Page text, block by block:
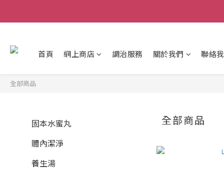
首頁 網上商店 調治服務 關於我們 聯絡
全部商品
固本水蜜丸
體內潔淨
養生湯
全部商品